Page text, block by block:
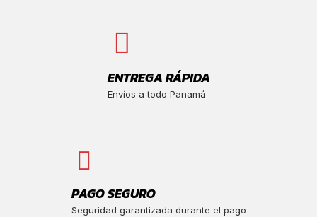
ENTREGA RÁPIDA
Envíos a todo Panamá
PAGO SEGURO
Seguridad garantizada durante el pago